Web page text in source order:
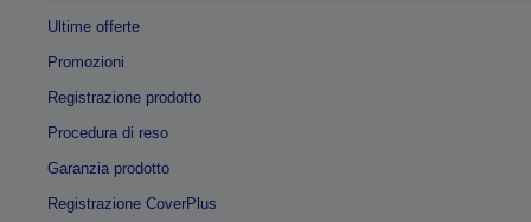
Ultime offerte
Promozioni
Registrazione prodotto
Procedura di reso
Garanzia prodotto
Registrazione CoverPlus